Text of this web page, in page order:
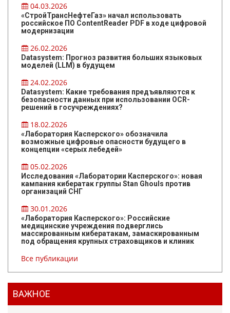
04.03.2026
«СтройТрансНефтеГаз» начал использовать
российское ПО ContentReader PDF в ходе цифровой
модернизации
26.02.2026
Datasystem: Прогноз развития больших языковых
моделей (LLM) в будущем
24.02.2026
Datasystem: Какие требования предъявляются к
безопасности данных при использовании OCR-
решений в госучреждениях?
18.02.2026
«Лаборатория Касперского» обозначила
возможные цифровые опасности будущего в
концепции «серых лебедей»
05.02.2026
Исследования «Лаборатории Касперского»: новая
кампания кибератак группы Stan Ghouls против
организаций СНГ
30.01.2026
«Лаборатория Касперского»: Российские
медицинские учреждения подверглись
массированным кибератакам, замаскированным
под обращения крупных страховщиков и клиник
Все публикации
ВАЖНОЕ